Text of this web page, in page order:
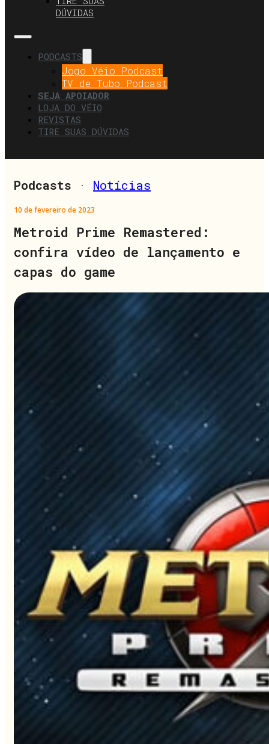
DÚVIDAS
PODCASTS
Jogo Véio Podcast
TV de Tubo Podcast
SEJA APOIADOR
LOJA DO VÉIO
REVISTAS
TIRE SUAS DÚVIDAS
Podcasts · Notícias
10 de fevereiro de 2023
Metroid Prime Remastered:
confira vídeo de lançamento e
capas do game